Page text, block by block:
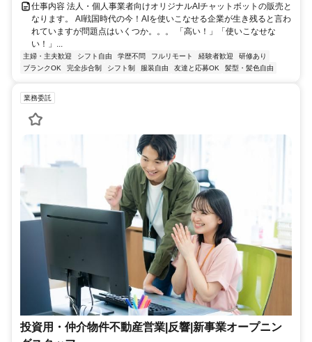
仕事内容 法人・個人事業者向けオリジナルAIチャットボットの販売と
なります。 AI戦国時代の今！AIを使いこなせる企業が生き残ると言わ
れていますが問題点はいくつか。。。 「高い！」「使いこなせな
い！」...
主婦・主夫歓迎 シフト自由 学歴不問 フルリモート 経験者歓迎
研修あり
ブランクOK
完全歩合制 シフト制 服装自由 友達と応募OK 髪型・髪色自由
業務委託
投資用・仲介物件不動産営業|反響|新事業オープニン